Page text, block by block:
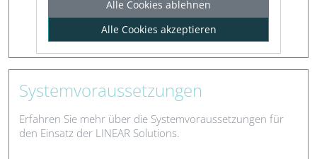
Systemvoraussetzungen
Erfahren Sie mehr über die Systemvoraussetzungen für
den Einsatz der LINEAR Solutions.
Alle Cookies ablehnen
Alle Cookies akzeptieren